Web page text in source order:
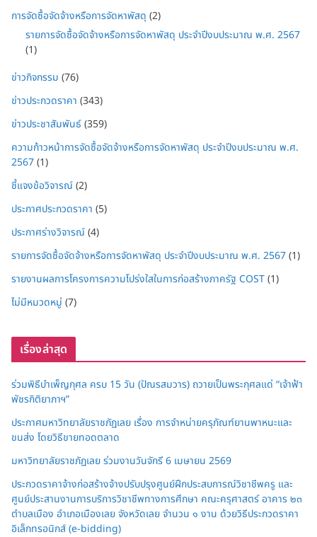
การจัดซื้อจัดจ้างหรือการจัดหาพัสดุ (2)
รายการจัดซื้อจัดจ้างหรือการจัดหาพัสดุ ประจำปีงบประมาณ พ.ศ. 2567
(1)
ข่าวกิจกรรม (76)
ข่าวประกวดราคา (343)
ข่าวประชาสัมพันธ์(359)
ความก้าวหน้าการจัดซื้อจัดจ้างหรือการจัดหาพัสดุ ประจำปีงบประมาณ พ.ศ.
2567(1)
ชี้แจงข้อวิจารณ์(2)
ประกาศประกวดราคา (5)
ประกาศร่างวิจารณ์(4)
รายการจัดซื้อจัดจ้างหรือการจัดหาพัสดุ ประจำปีงบประมาณ พ.ศ. 2567(1)
รายงานผลการโครงการความโปร่งใสในการก่อสร้างภาครัฐ COST(1)
ไม่มีหมวดหมู่ (7)
เรื่องล่าสุด
ร่วมพิธีบำเพ็ญกุศล ครบ 15 วัน (ปัณรสมวาร) ถวายเป็นพระกุศลแด่ “เจ้าฟ้า
พัชรกิติยาภาฯ”
ประกาศมหาวิทยาลัยราชภัฏเลย เรื่อง การจำหน่ายครุภัณฑ์ยานพาหนะและ
ขนส่ง โดยวิธีขายทอดตลาด
มหาวิทยาลัยราชภัฏเลย ร่วมงานวันจักรี 6 เมษายน 2569
ประกวดราคาจ้างก่อสร้างจ้างปรับปรุงศูนย์ฝึกประสบการณ์วิชาชีพครู และ
ศูนย์ประสานงานการบริการวิชาชีพทางการศึกษา คณะครุศาสตร์ อาคาร ๒๓
ตำบลเมือง อำเภอเมืองเลย จังหวัดเลย จำนวน ๑ งาน ด้วยวิธีประกวดราคา
อิเล็กทรอนิกส์ (e-bidding)